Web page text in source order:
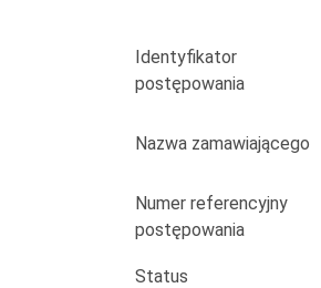
dla
Miejskiego
im.
Jana
Identyfikator
postępowania
Nazwa zamawiającego
Numer referencyjny
postępowania
Status